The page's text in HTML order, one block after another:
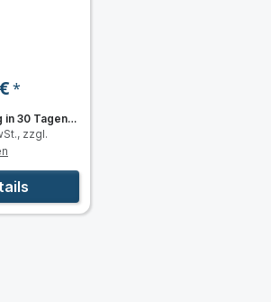
*
30 Tagen,
5 Tage
zzgl.